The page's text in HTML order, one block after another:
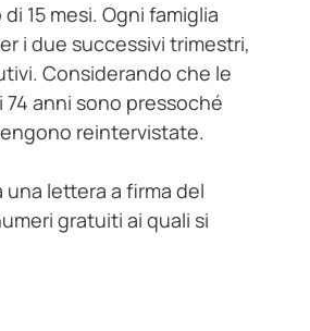
15 mesi. Ogni famiglia
i due successivi trimestri,
Considerando che le
anni sono pressoché
reintervistate.
una lettera a firma del
gratuiti ai quali si